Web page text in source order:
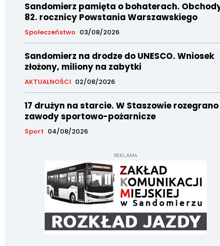
Sandomierz pamięta o bohaterach.
82. rocznicy Powstania Warszawskiego
Społeczeństwo 03/08/2026
Sandomierz na drodze do UNESCO. Wniosek
złożony, miliony na zabytki
AKTUALNOŚCI 02/08/2026
17 drużyn na starcie. W Staszowie rozegrano
zawody sportowo-pożarnicze
Sport 04/08/2026
REKLAMA